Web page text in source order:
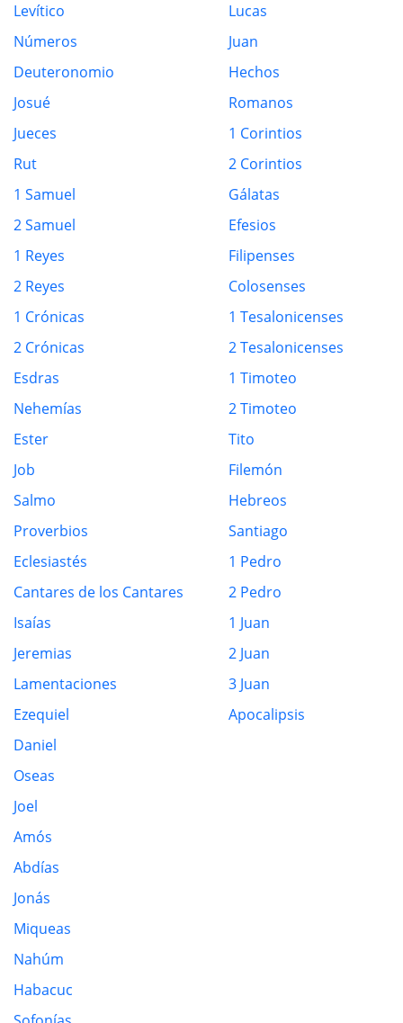
Levítico
Números
Deuteronomio
Josué
Jueces
Rut
1 Samuel
2 Samuel
1 Reyes
2 Reyes
1 Crónicas
2 Crónicas
Esdras
Nehemías
Ester
Job
Salmo
Proverbios
Eclesiastés
Cantares de los Cantares
Isaías
Jeremias
Lamentaciones
Ezequiel
Daniel
Oseas
Joel
Amós
Abdías
Jonás
Miqueas
Nahúm
Habacuc
Lucas
Juan
Hechos
Romanos
1 Corintios
2 Corintios
Gálatas
Efesios
Filipenses
Colosenses
1 Tesalonicenses
2 Tesalonicenses
1 Timoteo
2 Timoteo
Tito
Filemón
Hebreos
Santiago
1 Pedro
2 Pedro
1 Juan
2 Juan
3 Juan
Apocalipsis